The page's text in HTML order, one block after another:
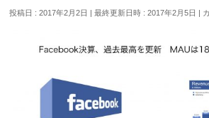
投稿日 : 2017年2月2日 最終更新日時 : 2017年2月5日